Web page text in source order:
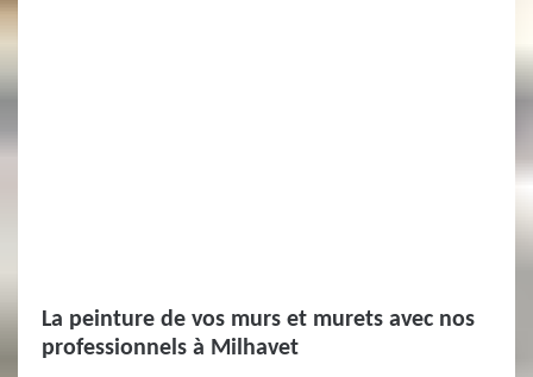
La peinture de vos murs et murets avec nos
professionnels à Milhavet